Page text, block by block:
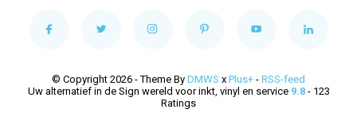
© Copyright 2026 - Theme By DMWS x Plus+ - RSS-feed
Uw alternatief in de Sign wereld voor inkt, vinyl en service 9.8- 123
Ratings